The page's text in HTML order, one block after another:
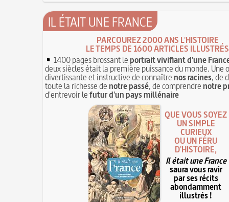
IL ÉTAIT UNE FRANCE
PARCOUREZ 2000 ANS L'HISTOIRE
LE TEMPS DE 1600 ARTICLES ILLUSTRÉS
1400 pages brossant leportrait vivifiant d'une
deux siècles était la première puissance du monde. Une
divertissante et instructive de connaîtrenos racines, de
toute la richesse denotre passé, de comprendrenotre
d'entrevoir lefutur d'un pays millénaire
QUE VOUS SOYEZ
UN SIMPLE
CURIEUX
OU UN FÉRU
D'HISTOIRE,
Il était une France
saura vous ravir
par ses récits
abondamment
illustrés !